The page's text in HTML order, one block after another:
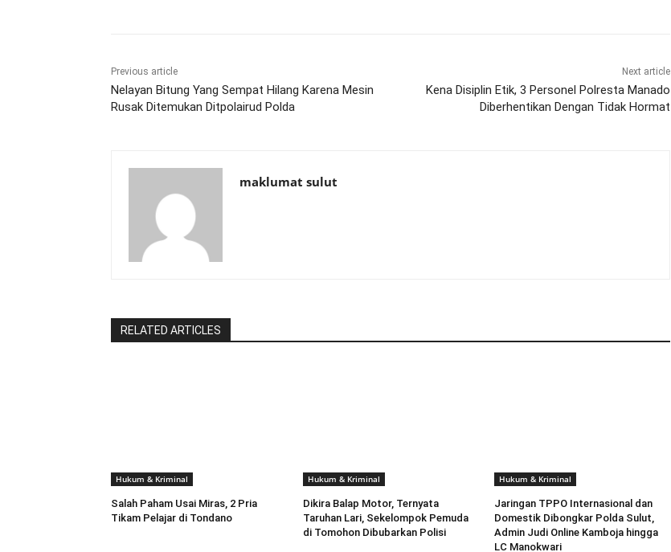
Previous article
Nelayan Bitung Yang Sempat Hilang Karena Mesin
Rusak Ditemukan Ditpolairud Polda
Next article
Kena Disiplin Etik, 3 Personel Polresta Manado
Diberhentikan Dengan Tidak Hormat
maklumat sulut
RELATED ARTICLES
Hukum & Kriminal
Salah Paham Usai Miras, 2 Pria
Tikam Pelajar di Tondano
Hukum & Kriminal
Dikira Balap Motor, Ternyata
Taruhan Lari, Sekelompok Pemuda
di Tomohon Dibubarkan Polisi
Hukum & Kriminal
Jaringan TPPO Internasional dan
Domestik Dibongkar Polda Sulut,
Admin Judi Online Kamboja hingga
LC Manokwari